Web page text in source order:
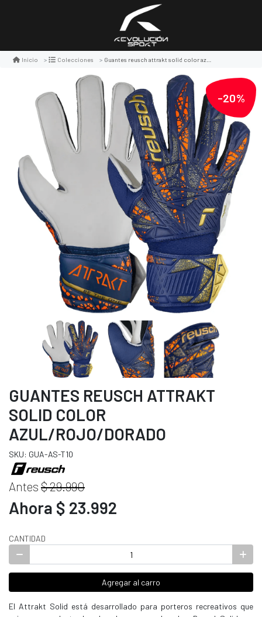
Inicio Colecciones Guantes reusch attrakt solid color azul/rojo/dorado
-20%
GUANTES REUSCH ATTRAKT
SOLID COLOR
AZUL/ROJO/DORADO
SKU: GUA-AS-T10
Antes $ 29.990
Ahora $ 23.992
CANTIDAD
Agregar al carro
El Attrakt Solid está desarrollado para porteros recreativos que